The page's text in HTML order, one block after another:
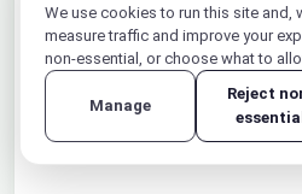
Σημείωση:Βεβαιωθείτε
Μπορείτε να
Επιπλέον, προσθέστε
We use cookies to run this site and,
measure traffic and improve your
non-essential, or choose what to
Manage
Reject
essential